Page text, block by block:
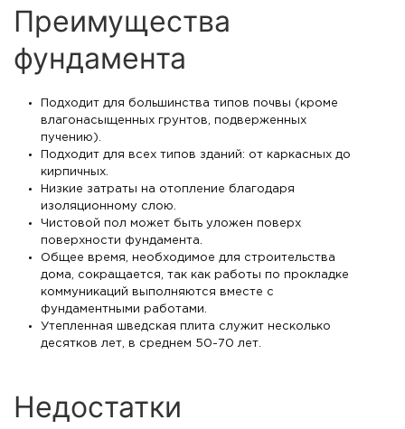
Преимущества
фундамента
Подходит для большинства типов почвы (кроме
влагонасыщенных грунтов, подверженных
пучению).
Подходит для всех типов зданий: от каркасных до
кирпичных.
Низкие затраты на отопление благодаря
изоляционному слою.
Чистовой пол может быть уложен поверх
поверхности фундамента.
Общее время, необходимое для строительства
дома, сокращается, так как работы по прокладке
коммуникаций выполняются вместе с
фундаментными работами.
Утепленная шведская плита служит несколько
десятков лет, в среднем 50-70 лет.
Недостатки